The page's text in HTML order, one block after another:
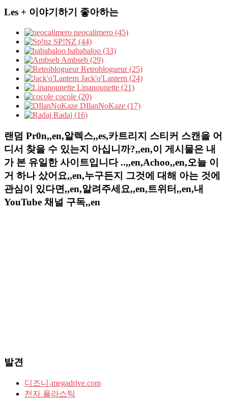
Les + 이야기하기 좋아하는
neocalimero (45)
SP!NZ (44)
bababaloo (33)
Ambseb (29)
Retroblogueur (25)
Jack'o'Lantern (24)
Linanounette (21)
cocole (20)
DIlanNoKaze (17)
Radaj (16)
랜덤 Pr0n,,en,알렉스,,es,카트리지 스티커 스캔을 어
디서 찾을 수 있는지 아십니까?,,en,이 게시물은 내
가 본 유일한 사이트입니다 ..,,en,Achoo,,en,오늘 이
거 하나 샀어요,,en,누구든지 그것에 대해 아는 것에
관심이 있다면,,en,알려주세요,,en,트위터,,en,내
YouTube 채널 구독,,en
발견
디즈니-megadrive.com
전자 플라스틱